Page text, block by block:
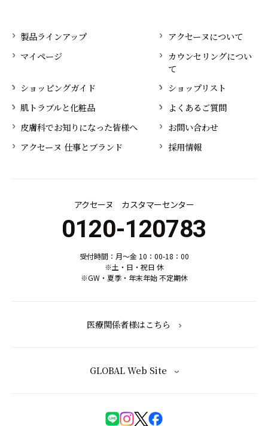
製品ラインアップ
アクセーヌについて
マイページ
カウンセリングについ
て
ショッピングガイド
ショップリスト
肌トラブルと化粧品
よくあるご質問
皮膚科でお知りになった皆様へ
お問い合わせ
アクセーヌ 仕事とブランド
採用情報
アクセーヌ カスタマーセンター
0120-120783
受付時間：月～金 10：00-18：00
※土・日・祝日 休
※GW・夏季・年末年始 不定期休
医療関係者様はこちら
GLOBAL Web Site